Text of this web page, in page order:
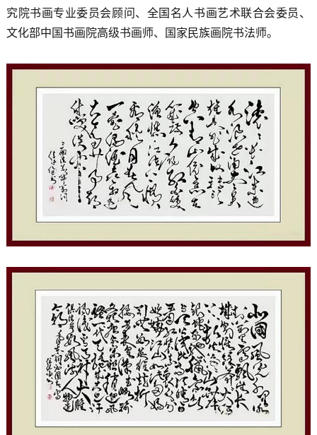
究院书画专业委员会顾问、全国名人书画艺术联合会委员、
文化部中国书画院高级书画师、国家民族画院书法师。